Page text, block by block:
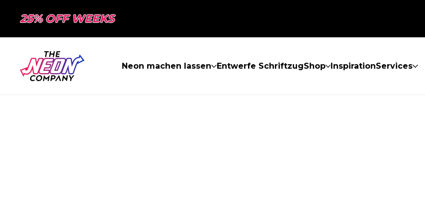
25% OFF WEEKS
Neon machen lassen Entwerfe SchriftzugShop InspirationServices